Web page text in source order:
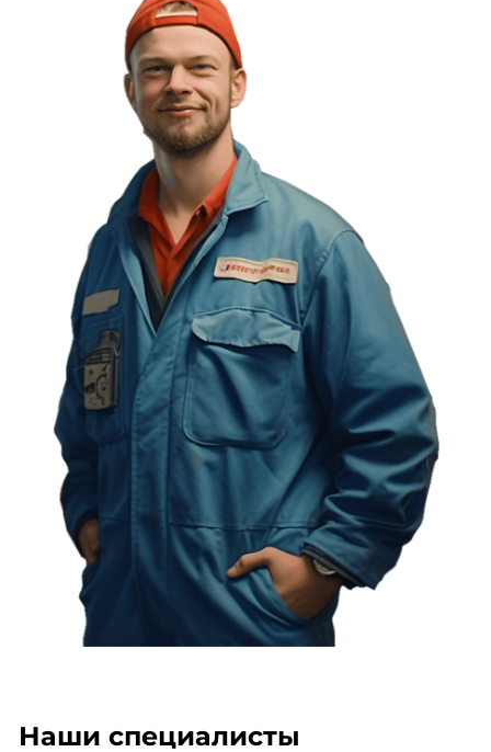
Наши специалисты